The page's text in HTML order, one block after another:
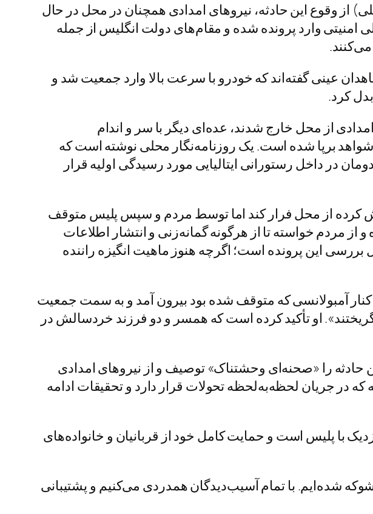
از وقوع این حادثه، نیروهای امدادی همچنان در محل در حال
وارد پرونده شده و مقام‌های دولت انگلیس از جمله
عینی گفته‌اند که خودرو با سرعت بالا وارد جمعیت شد و
کرد.
از محل خارج شدند، عده‌ای دیگر با سر و اندام
برپا شده است. یک روزنامه‌نگار محلی نوشته است که
داخل رستورانی ایتالیایی مورد رسیدگی اولیه قرار
کرده از محل فرار کند اما توسط مردم و سپس پلیس متوقف
خواسته تا از هرگونه گمانه‌زنی و انتشار اطلاعات
بررسی این پرونده است؛ اگرچه هنوز ماهیت انگیزه راننده
آمبولانسی که متوقف شده بود بیرون آمد و به سمت جمعیت
او تأکید کرده است که همسر و دو فرزند خردسالش در
حادثه را «صحنه‌ای وحشتناک» توصیف و از نیروهای امدادی
در جریان لحظه‌به‌لحظه تحولات قرار دارد و تحقیقات ادامه
با پلیس است و حمایت کامل خود از قربانیان و خانواده‌های
شده‌ایم. با تمام آسیب‌دیدگان همدردی می‌کنیم و پشتیبانی